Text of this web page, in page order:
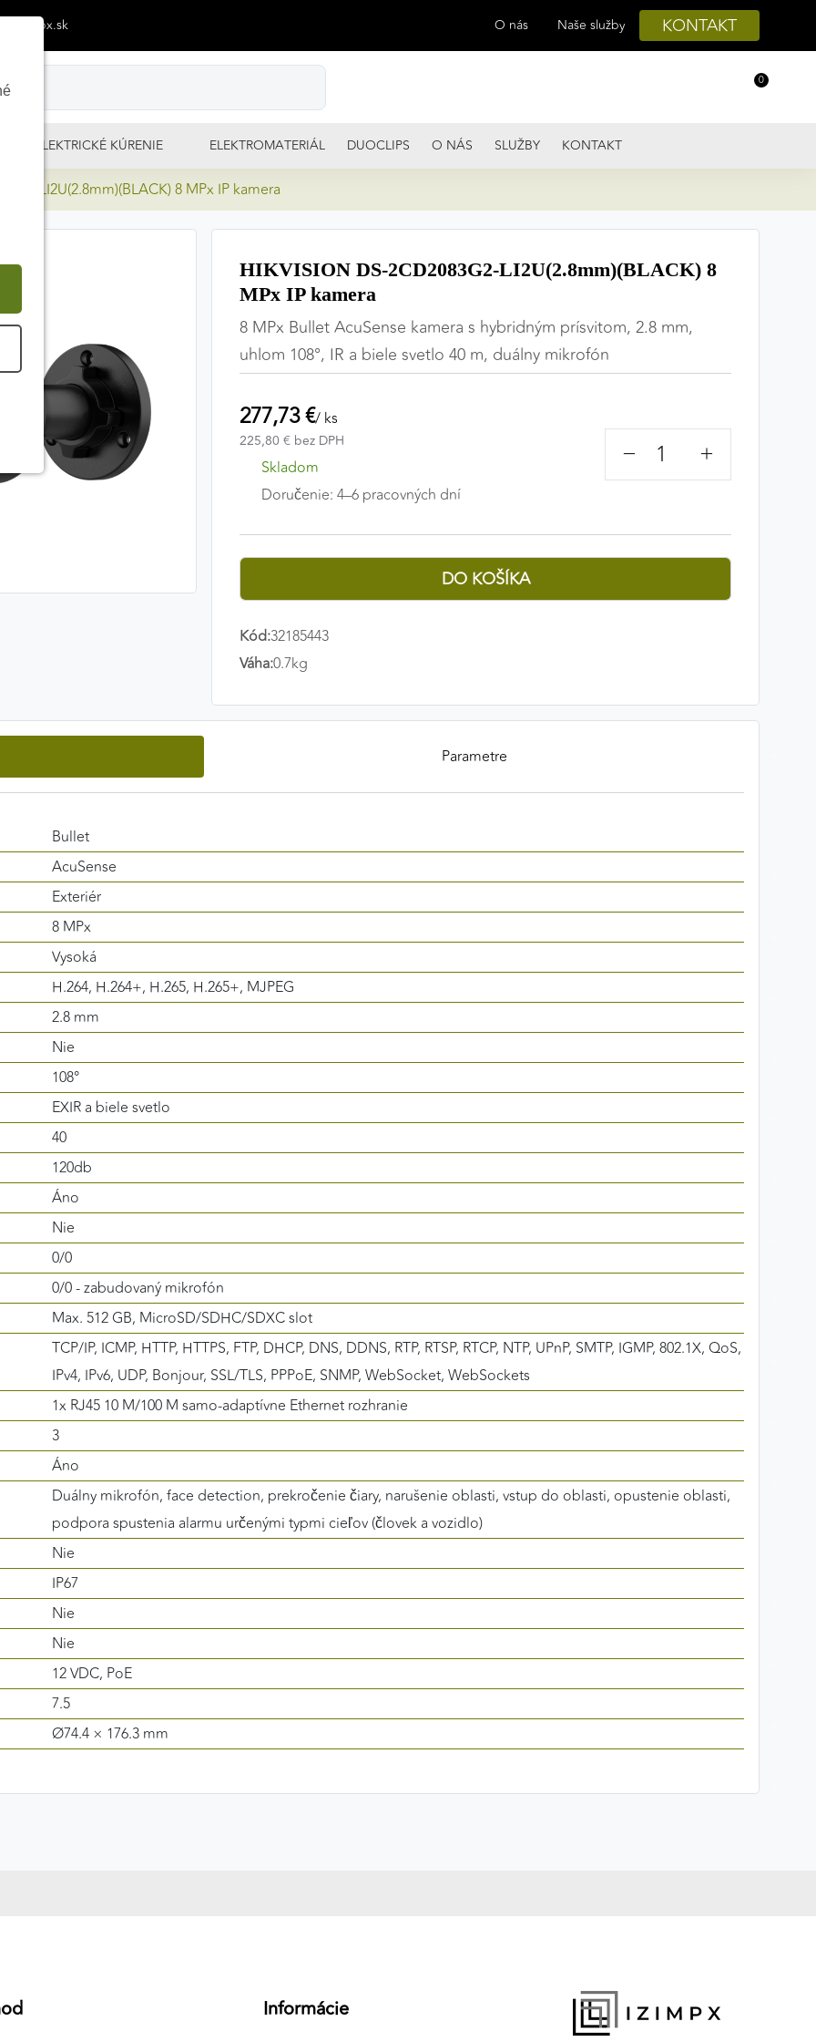
O nás Naše služby KONTAKT
0
ELEKTRICKÉ KÚRENIE ELEKTROMATERIÁL DUOCLIPS O NÁS SLUŽBY KONTAKT
LI2U(2.8mm)(BLACK) 8 MPx IP kamera
HIKVISION DS-2CD2083G2-LI2U(2.8mm)(BLACK) 8
MPx IP kamera
8 MPx Bullet AcuSense kamera s hybridným prísvitom, 2.8 mm,
uhlom 108°, IR a biele svetlo 40 m, duálny mikrofón
277,73 €/ ks
225,80 € bez DPH
Skladom
Doručenie: 4–6 pracovných dní
− +
Kód:32185443
Váha:0.7kg
Parametre
Bullet
AcuSense
Exteriér
8 MPx
Vysoká
H.264, H.264+, H.265, H.265+, MJPEG
2.8 mm
Nie
108°
EXIR a biele svetlo
40
120db
Áno
Nie
0/0
0/0 - zabudovaný mikrofón
Max. 512 GB, MicroSD/SDHC/SDXC slot
TCP/IP, ICMP, HTTP, HTTPS, FTP, DHCP, DNS, DDNS, RTP, RTSP, RTCP, NTP, UPnP, SMTP, IGMP, 802.1X, QoS,
IPv4, IPv6, UDP, Bonjour, SSL/TLS, PPPoE, SNMP, WebSocket, WebSockets
1x RJ45 10 M/100 M samo-adaptívne Ethernet rozhranie
3
Áno
Duálny mikrofón, face detection, prekročenie čiary, narušenie oblasti, vstup do oblasti, opustenie oblasti,
podpora spustenia alarmu určenými typmi cieľov (človek a vozidlo)
Nie
IP67
Nie
Nie
12 VDC, PoE
7.5
Ø74.4 × 176.3 mm
Informácie